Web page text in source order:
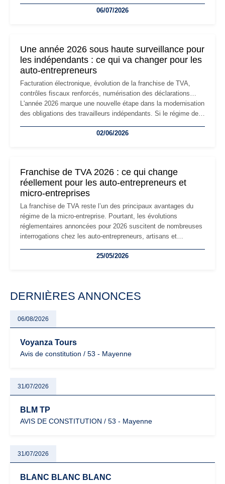
professionnels, recrutement, image de marque… Le
06/07/2026
Une année 2026 sous haute surveillance pour
les indépendants : ce qui va changer pour les
auto-entrepreneurs
Facturation électronique, évolution de la franchise de TVA,
contrôles fiscaux renforcés, numérisation des déclarations…
L'année 2026 marque une nouvelle étape dans la modernisation
des obligations des travailleurs indépendants. Si le régime de
les auto-entrepreneurs devront s'adapter à un environnement
02/06/2026
Franchise de TVA 2026 : ce qui change
réellement pour les auto-entrepreneurs et
micro-entreprises
La franchise de TVA reste l’un des principaux avantages du
régime de la micro-entreprise. Pourtant, les évolutions
réglementaires annoncées pour 2026 suscitent de nombreuses
interrogations chez les auto-entrepreneurs, artisans et
facturation ou risque de bascule vers la TVA : les règles
25/05/2026
DERNIÈRES ANNONCES
06/08/2026
Voyanza Tours
Avis de constitution / 53 - Mayenne
31/07/2026
BLM TP
AVIS DE CONSTITUTION / 53 - Mayenne
31/07/2026
BLANC BLANC BLANC